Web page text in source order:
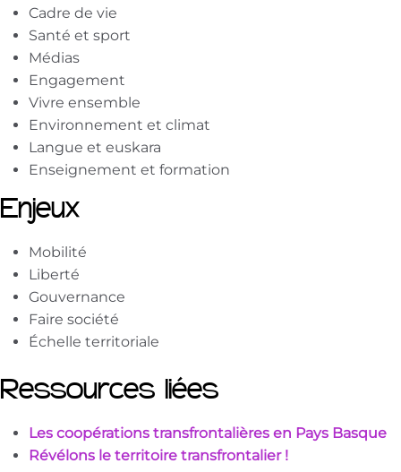
Cadre de vie
Santé et sport
Médias
Engagement
Vivre ensemble
Environnement et climat
Langue et euskara
Enseignement et formation
Enjeux
Mobilité
Liberté
Gouvernance
Faire société
Échelle territoriale
Ressources liées
Les coopérations transfrontalières en Pays Basque
Révélons le territoire transfrontalier !